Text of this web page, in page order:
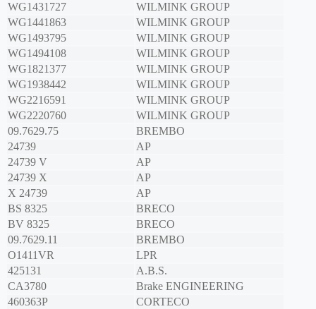
WG1431727
WILMINK GROUP
WG1441863
WILMINK GROUP
WG1493795
WILMINK GROUP
WG1494108
WILMINK GROUP
WG1821377
WILMINK GROUP
WG1938442
WILMINK GROUP
WG2216591
WILMINK GROUP
WG2220760
WILMINK GROUP
09.7629.75
BREMBO
24739
AP
24739 V
AP
24739 X
AP
X 24739
AP
BS 8325
BRECO
BV 8325
BRECO
09.7629.11
BREMBO
O1411VR
LPR
425131
A.B.S.
CA3780
Brake ENGINEERING
460363P
CORTECO